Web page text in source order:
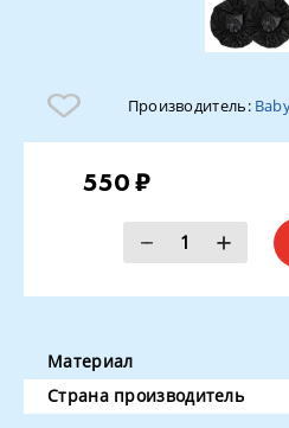
Производитель:
550 ₽
Материал
Страна производитель